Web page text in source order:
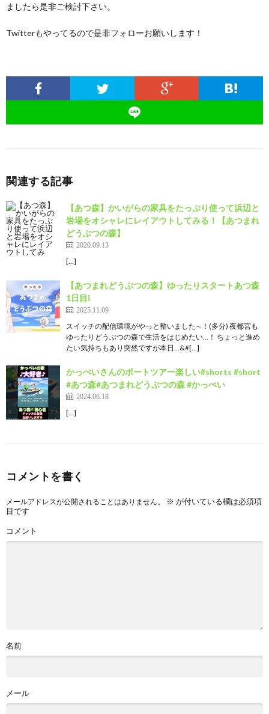
ましたら是非ご検討下さい。
Twitterもやってるので是非フォローお願いします！
関連する記事
【あつ森】かいがらの家具をたっぷり使って浜辺と
岩場をオシャレにレイアウトしてみる！【あつまれ
どうぶつの森】
2020.09.13
[…]
【あつまれどうぶつの森】ゆったりスタートあつ森
1日目❕
2025.11.09
スイッチの配信環境がやっと整いました∼！(多分) 夜都宮も
ゆったりどうぶつの森で生活をはじめたい…！ ちょっと進め
たい気持ちもあり突然ですが本日…&#[…]
かっぺいさんのボートツアー楽しい#shorts #short
#あつ森#あつまれどうぶつの森 #かっぺい
2024.06.18
[…]
コメントを書く
メールアドレスが公開されることはありません。 ※ が付いている欄は必須項
目です
コメント
名前
メール